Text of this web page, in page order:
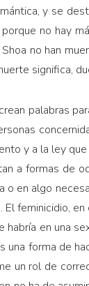
y se
no hay
no han
significa,
palabras
y a la ley
a formas de
o en algo
feminicidio,
habría en una
una forma de
un rol de